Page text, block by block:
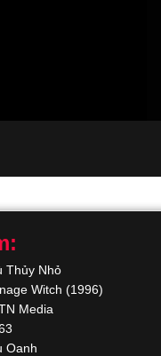
Thủy Nhỏ
Witch (1996)
Media
Oanh